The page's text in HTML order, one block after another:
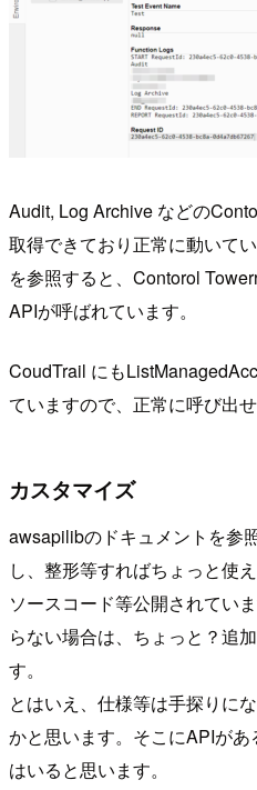
Audit, Log Archive などの
取得できており正常に動いて
を参照すると、Contorol
APIが呼ばれています。
CoudTrail にも
ていますので、正常に呼び出せ
カスタマイズ
awsapilibのドキュメントを参
し、整形等すればちょっと使
ソースコード等公開されてい
らない場合は、ちょっと？追
す。
とはいえ、仕様等は手探りに
かと思います。そこにAPIが
はいると思います。